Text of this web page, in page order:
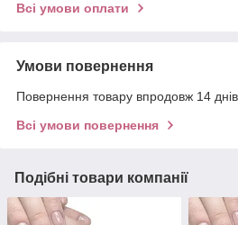
Всі умови оплати
Умови повернення
Повернення товару впродовж 14
Всі умови повернення
Подібні товари компанії